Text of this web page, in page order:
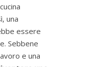
una
essere
Sebbene
e una